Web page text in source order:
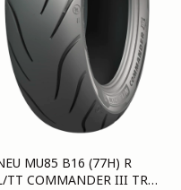
MU85 B16 (77H) R
TT COMMANDER III TRNG